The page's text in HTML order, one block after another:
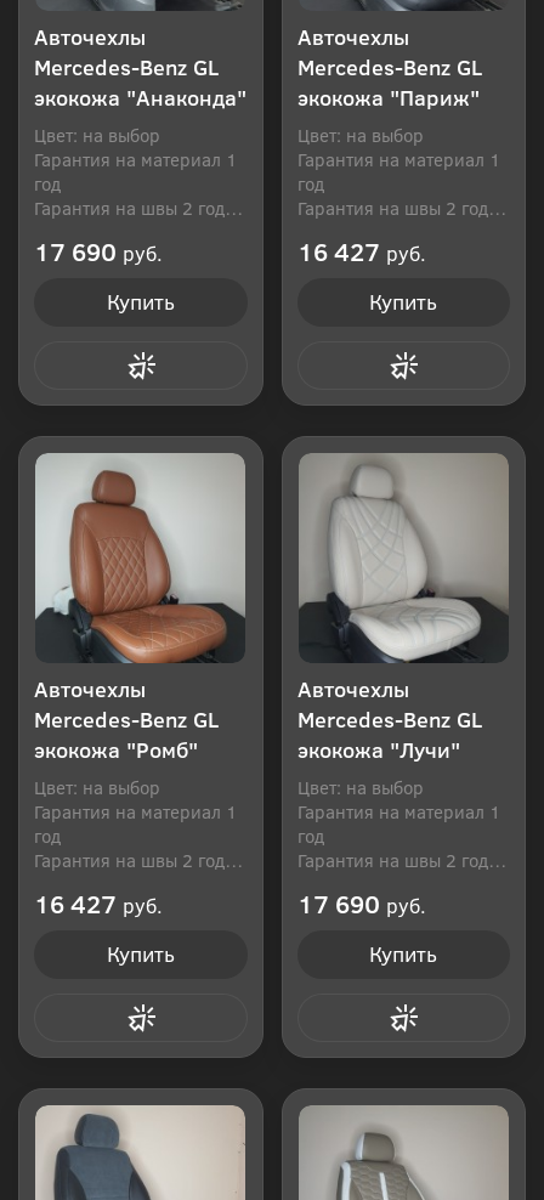
Авточехлы
Mercedes-Benz GL
экокожа "Анаконда"
Цвет: на выбор
Гарантия на материал 1
год
Гарантия на швы 2 года
17 690 руб.
Купить
Авточехлы
Mercedes-Benz GL
экокожа "Париж"
Цвет: на выбор
Гарантия на материал 1
год
Гарантия на швы 2 года
16 427 руб.
Купить
Авточехлы
Mercedes-Benz GL
экокожа "Ромб"
Цвет: на выбор
Гарантия на материал 1
год
Гарантия на швы 2 года
16 427 руб.
Купить
Авточехлы
Mercedes-Benz GL
экокожа "Лучи"
Цвет: на выбор
Гарантия на материал 1
год
Гарантия на швы 2 года
17 690 руб.
Купить